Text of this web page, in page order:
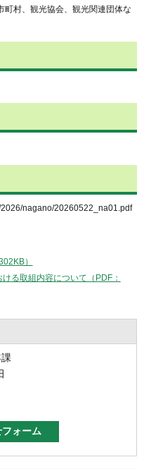
町村、観光協会、観光関連団体な
2026/nagano/20260522_na01.pdf
）
る取組内容について（PDF：